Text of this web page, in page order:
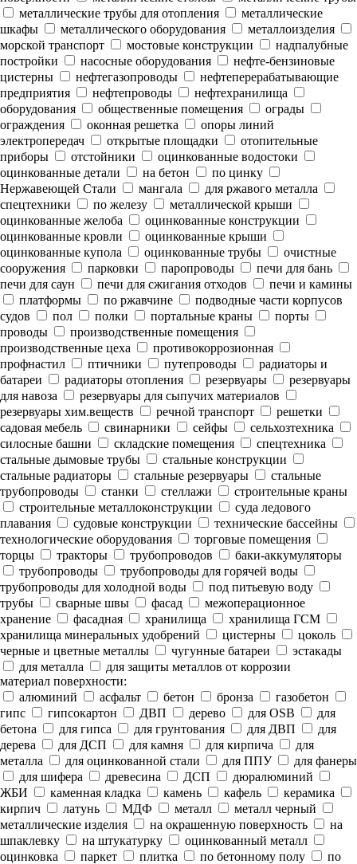
металлические трубы для отопления
металлические
шкафы
металлического оборудования
металлоизделия
морской транспорт
мостовые конструкции
надпалубные
постройки
насосные оборудования
нефте-бензиновые
цистерны
нефтегазопроводы
нефтеперерабатывающие
предприятия
нефтепроводы
нефтехранилища
оборудования
общественные помещения
ограды
ограждения
оконная решетка
опоры линий
электропередач
открытые площадки
отопительные
приборы
отстойники
оцинкованные водостоки
оцинкованные детали
на бетон
по цинку
Нержавеющей Стали
мангала
для ржавого металла
спецтехники
по железу
металлической крыши
оцинкованные желоба
оцинкованные конструкции
оцинкованные кровли
оцинкованные крыши
оцинкованные купола
оцинкованные трубы
очистные
сооружения
парковки паропроводы
печи для бань
печи для саун
печи для сжигания отходов
печи и камины
платформы
по ржавчине
подводные части корпусов
судов
пол полки портальные краны
порты
проводы
производственные помещения
производственные цеха
противокоррозионная
профнастил
птичники путепроводы
радиаторы и
батареи
радиаторы отопления резервуары
резервуары
для навоза
резервуары для сыпучих материалов
резервуары хим.веществ
речной транспорт
решетки
садовая мебель
свинарники сейфы
сельхозтехника
силосные башни
складские помещения
спецтехника
стальные дымовые трубы
стальные конструкции
стальные радиаторы
стальные резервуары
стальные
трубопроводы
станки стеллажи
строительные краны
строительные металлоконструкции
суда ледового
плавания
судовые конструкции
технические бассейны
технологические оборудования
торговые помещения
торцы
тракторы трубопроводов
баки-аккумуляторы
трубопроводы
трубопроводы для горячей воды
трубопроводы для холодной воды
под питьевую воду
трубы
сварные швы фасад
межоперационное
хранение
фасадная хранилища
хранилища ГСМ
хранилища минеральных удобрений
цистерны
цоколь
черные и цветные металлы
чугунные батареи
эстакады
для металла
для защиты металлов от коррозии
материал поверхности:
алюминий
асфальт бетон бронза
газобетон
гипс
гипсокартон ДВП дерево для OSB
для
бетона
для гипса для грунтования для ДВП
для
дерева
для ДСП для камня для кирпича
для
металла
для оцинкованной стали для ППУ
для фанеры
для шифера
древесина ДСП
дюралюминий
ЖБИ
каменная кладка камень кафель
керамика
кирпич
латунь МДФ металл
металл черный
металлические изделия
на окрашенную поверхность
на
шпаклевку
на штукатурку
оцинкованный металл
оцинковка
паркет плитка по бетонному полу
по